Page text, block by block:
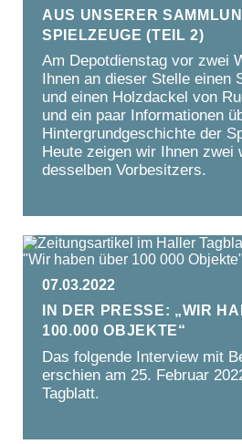
Aus unserer
Spielzeuge (Teil 2)
Am Depotdienstag vor zwei
Ihnen an dieser Stelle einen
und einen Holzdackel von
und ein paar Informationen
Hintergrundgeschichte der
Heute zeigen wir Ihnen zwei
desselben Vorbesitzers.
07.03.2022
In der Presse: „Wir
100.000 Objekte“
Das folgende Interview mit
erschien am 25. Februar
Tagblatt.